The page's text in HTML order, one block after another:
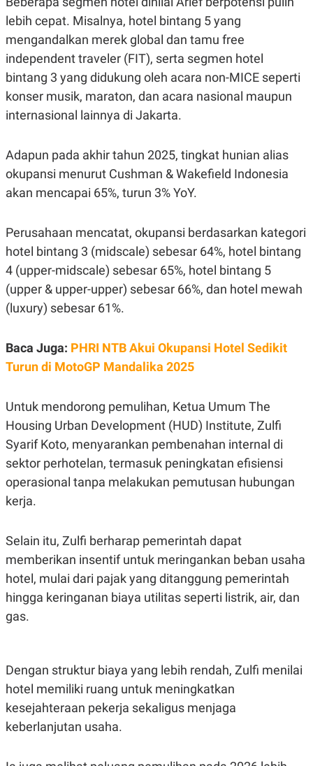
lebih cepat. Misalnya, hotel bintang 5 yang
mengandalkan merek global dan tamu free
independent traveler (FIT), serta segmen hotel
bintang 3 yang didukung oleh acara non-MICE seperti
konser musik, maraton, dan acara nasional maupun
internasional lainnya di Jakarta.
Adapun pada akhir tahun 2025, tingkat hunian alias
okupansi menurut Cushman & Wakefield Indonesia
akan mencapai 65%, turun 3% YoY.
Perusahaan mencatat, okupansi berdasarkan kategori
hotel bintang 3 (midscale) sebesar 64%, hotel bintang
4 (upper-midscale) sebesar 65%, hotel bintang 5
(upper & upper-upper) sebesar 66%, dan hotel mewah
(luxury) sebesar 61%.
Baca Juga: PHRI NTB Akui Okupansi Hotel Sedikit
Turun di MotoGP Mandalika 2025
Untuk mendorong pemulihan, Ketua Umum The
Housing Urban Development (HUD) Institute, Zulfi
Syarif Koto, menyarankan pembenahan internal di
sektor perhotelan, termasuk peningkatan efisiensi
operasional tanpa melakukan pemutusan hubungan
kerja.
Selain itu, Zulfi berharap pemerintah dapat
memberikan insentif untuk meringankan beban usaha
hotel, mulai dari pajak yang ditanggung pemerintah
hingga keringanan biaya utilitas seperti listrik, air, dan
gas.
Dengan struktur biaya yang lebih rendah, Zulfi menilai
hotel memiliki ruang untuk meningkatkan
kesejahteraan pekerja sekaligus menjaga
keberlanjutan usaha.